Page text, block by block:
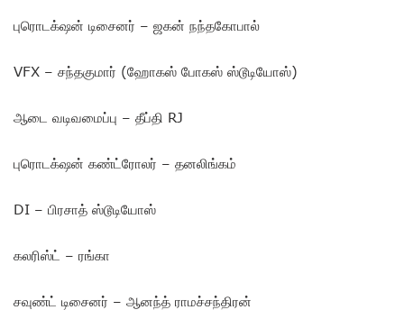
புரொடக்‌ஷன் டிசைனர் – ஜகன் நந்தகோபால்
VFX – சந்தகுமார் (ஹோகஸ் போகஸ் ஸ்டூடியோஸ்)
ஆடை வடிவமைப்பு – தீப்தி RJ
புரொடக்‌ஷன் கண்ட்ரோலர் – தனலிங்கம்
DI – பிரசாத் ஸ்டூடியோஸ்
கலரிஸ்ட் – ரங்கா
சவுண்ட் டிசைனர் – ஆனந்த் ராமச்சந்திரன்